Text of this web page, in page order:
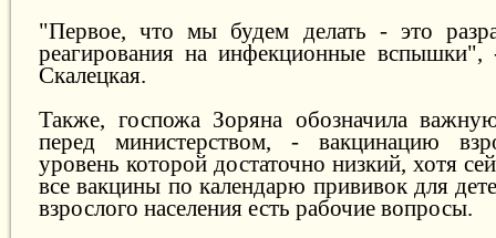
"Первое, что мы будем делать - это
реагирования на инфекционные вспышки",
Скалецкая.
Также, госпожа Зоряна обозначила
перед министерством, - вакцинацию
уровень которой достаточно низкий, хотя
все вакцины по календарю прививок для
взрослого населения есть рабочие вопросы.